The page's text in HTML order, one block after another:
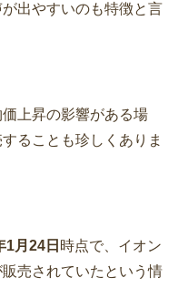
が出やすいのも特徴と言
上昇の影響がある場
ることも珍しくありま
1月24日 時点で、イオン
売されていたという情